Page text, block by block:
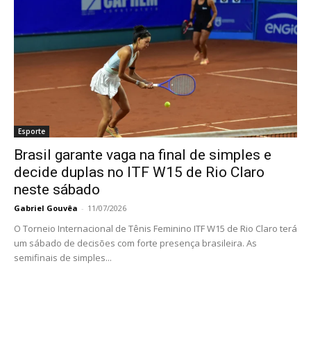
Esporte
Brasil garante vaga na final de simples e
decide duplas no ITF W15 de Rio Claro
neste sábado
Gabriel Gouvêa - 11/07/2026
O Torneio Internacional de Tênis Feminino ITF W15 de Rio Claro terá
um sábado de decisões com forte presença brasileira. As
semifinais de simples...